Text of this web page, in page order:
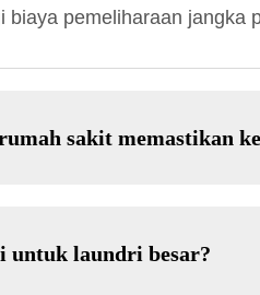
biaya pemeliharaan jangka
sakit memastikan
untuk laundri besar?